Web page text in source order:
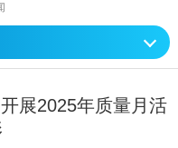
展2025年质量月活